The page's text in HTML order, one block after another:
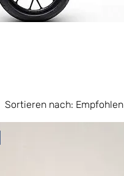
Sortieren nach: Empfohlen